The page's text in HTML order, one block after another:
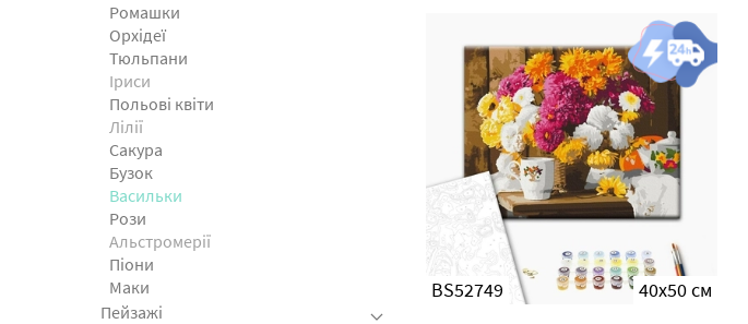
Ромашки
Орхідеї
Тюльпани
Іриси
Польові квіти
Лілії
Сакура
Бузок
Васильки
Рози
Альстромерії
Піони
Маки
Пейзажі
BS52749 40x50 см